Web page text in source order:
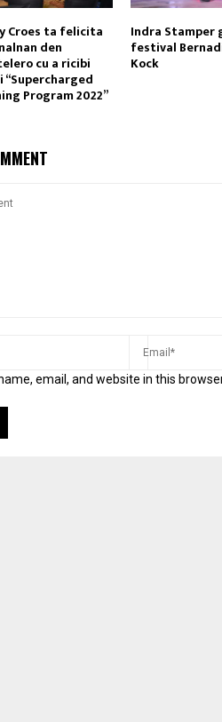
Croes ta felicita
den
cu a ricibi
Program 2022”
Indra Stamper
festival
Kock
email, and website in this